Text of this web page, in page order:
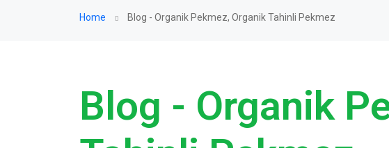
Home Blog - Organik Pekmez, Organik Tahinli Pekmez
Blog - Organik